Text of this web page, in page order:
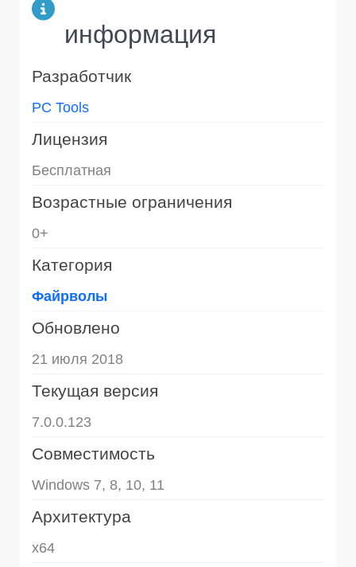
информация
Разработчик
PC Tools
Лицензия
Бесплатная
Возрастные ограничения
0+
Категория
Файрволы
Обновлено
21 июля 2018
Текущая версия
7.0.0.123
Совместимость
Windows 7, 8, 10, 11
Архитектура
x64